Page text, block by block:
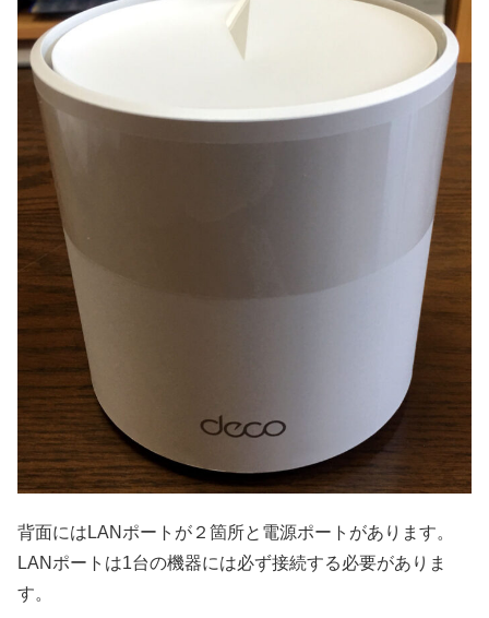
背面にはLANポートが２箇所と電源ポートがあります。
LANポートは1台の機器には必ず接続する必要がありま
す。